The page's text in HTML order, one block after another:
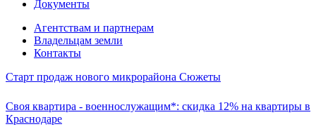
Документы
Агентствам и партнерам
Владельцам земли
Контакты
Старт продаж нового микрорайона Сюжеты
Своя квартира - военнослужащим*: скидка 12% на квартиры в
Краснодаре